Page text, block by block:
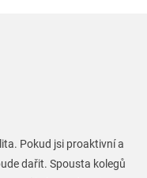
Pokud jsi proaktivní a
dařit. Spousta kolegů